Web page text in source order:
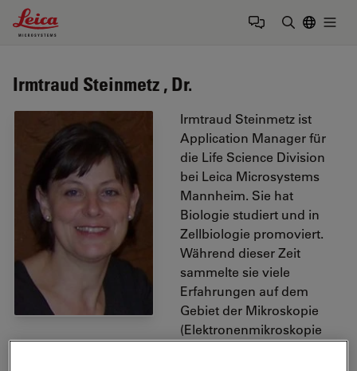
Leica Microsystems Logo
Irmtraud Steinmetz , Dr.
Irmtraud Steinmetz ist
Application Manager für
die Life Science Division
bei Leica Microsystems
Mannheim. Sie hat
Biologie studiert und in
Zellbiologie promoviert.
Während dieser Zeit
sammelte sie viele
Erfahrungen auf dem
Gebiet der Mikroskopie
(Elektronenmikroskopie